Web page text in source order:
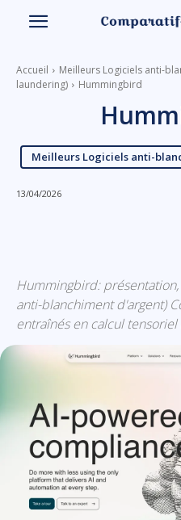
Accueil
Meilleurs Logiciels anti-
laundering)
Hummingbird
Meilleurs Logiciels anti-
13/04/2026
Hummingbird:
anti-blanchiment d'argent)
entraînés en calcul